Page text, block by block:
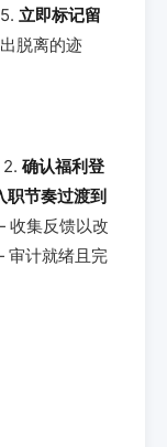
立即标记留
脱离的迹
确认福利登
职节奏过渡到
收集反馈以改
计就绪且完